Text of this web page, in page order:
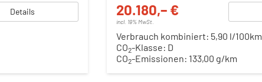
Details 20.180,– €
incl. 19% MwSt.
Verbrauch kombiniert: 5,90 l/100km
CO2-Klasse: D
CO2-Emissionen: 133,00 g/km